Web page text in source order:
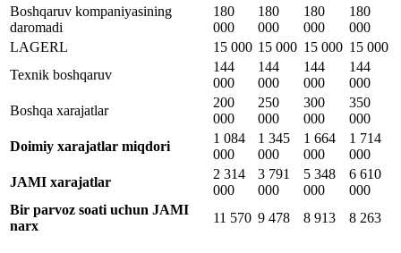
Boshqaruv kompaniyasining
daromadi
180
000
180
000
180
000
180
000
LAGERL
15 000 15 000 15 000 15 000
Texnik boshqaruv
144
000
144
000
144
000
144
000
Boshqa xarajatlar
200
000
250
000
300
000
350
000
Doimiy xarajatlar miqdori
1 084
000
1 345
000
1 664
000
1 714
000
JAMI xarajatlar
2 314
000
3 791
000
5 348
000
6 610
000
Bir parvoz soati uchun JAMI
narx
11 570 9 478 8 913 8 263